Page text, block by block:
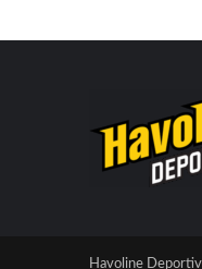
Havoline